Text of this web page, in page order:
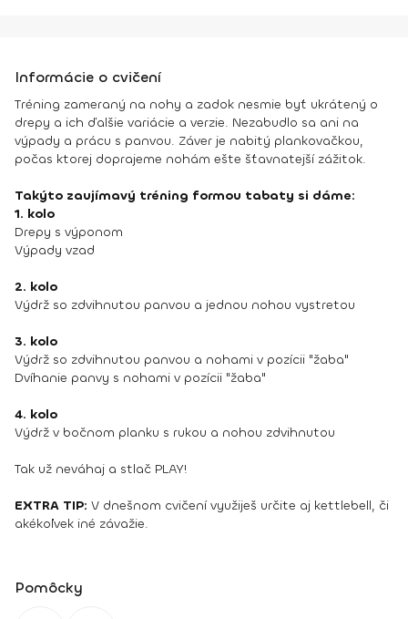
Informácie o cvičení
Tréning zameraný na nohy a zadok nesmie byť ukrátený o
drepy a ich ďalšie variácie a verzie. Nezabudlo sa ani na
výpady a prácu s panvou. Záver je nabitý plankovačkou,
počas ktorej doprajeme nohám ešte šťavnatejší zážitok.
Takýto zaujímavý tréning formou tabaty si dáme:
1. kolo
Drepy s výponom
Výpady vzad
2. kolo
Výdrž so zdvihnutou panvou a jednou nohou vystretou
3. kolo
Výdrž so zdvihnutou panvou a nohami v pozícii "žaba"
Dvíhanie panvy s nohami v pozícii "žaba"
4. kolo
Výdrž v bočnom planku s rukou a nohou zdvihnutou
Tak už neváhaj a stlač PLAY!
EXTRA TIP: V dnešnom cvičení využiješ určite aj kettlebell, či
akékoľvek iné závažie.
Pomôcky